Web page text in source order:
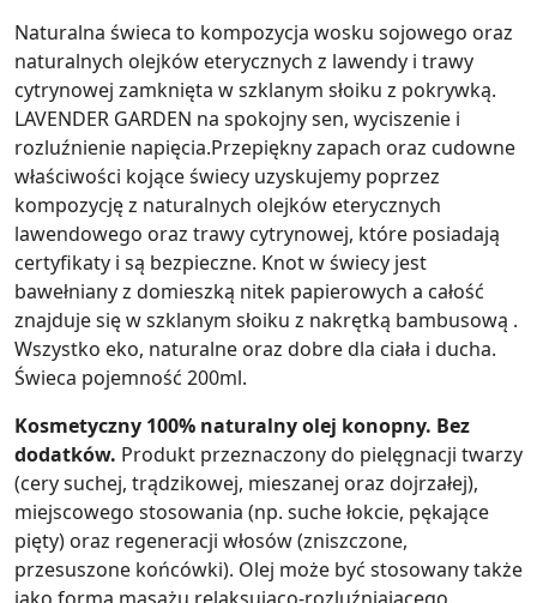
Naturalna świeca to kompozycja wosku sojowego oraz
naturalnych olejków eterycznych z lawendy i trawy
cytrynowej zamknięta w szklanym słoiku z pokrywką.
LAVENDER GARDEN na spokojny sen, wyciszenie i
rozluźnienie napięcia.Przepiękny zapach oraz cudowne
właściwości kojące świecy uzyskujemy poprzez
kompozycję z naturalnych olejków eterycznych
lawendowego oraz trawy cytrynowej, które posiadają
certyfikaty i są bezpieczne. Knot w świecy jest
bawełniany z domieszką nitek papierowych a całość
znajduje się w szklanym słoiku z nakrętką bambusową .
Wszystko eko, naturalne oraz dobre dla ciała i ducha.
Świeca pojemność 200ml.
Kosmetyczny 100% naturalny olej konopny. Bez
dodatków. Produkt przeznaczony do pielęgnacji twarzy
(cery suchej, trądzikowej, mieszanej oraz dojrzałej),
miejscowego stosowania (np. suche łokcie, pękające
pięty) oraz regeneracji włosów (zniszczone,
przesuszone końcówki). Olej może być stosowany także